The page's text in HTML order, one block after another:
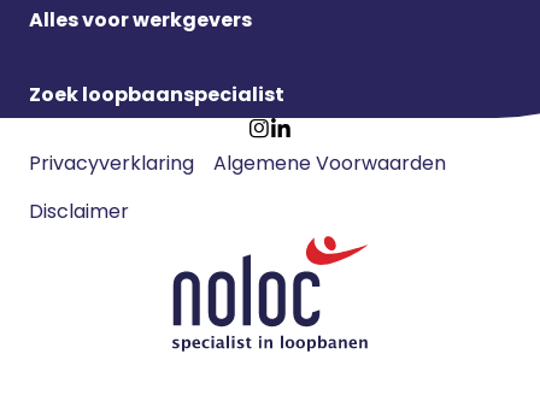
Alles voor werkgevers
Zoek loopbaanspecialist
GaGa
Footer
navigatie
Privacyverklaring
Algemene Voorwaarden
Disclaimer